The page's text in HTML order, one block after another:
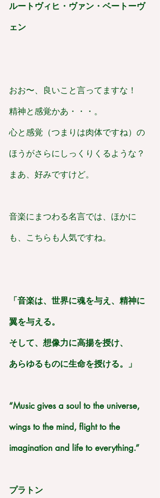
ルートヴィヒ・ヴァン・ベートーヴ
ェン
おお〜、良いこと言ってますな！
精神と感覚かあ・・・。
心と感覚（つまりは肉体ですね）の
ほうがさらにしっくりくるような？
まあ、好みですけど。
音楽にまつわる名言では、ほかに
も、こちらも人気ですね。
「音楽は、世界に魂を与え、精神に
翼を与える。
そして、想像力に高揚を授け、
あらゆるものに生命を授ける。」
“Music gives a soul to the universe,
wings to the mind, flight to the
imagination and life to everything.”
プラトン